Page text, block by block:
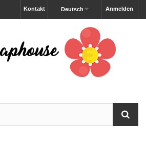
Anmelden
Deutsch
Kontakt